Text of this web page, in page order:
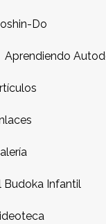
Do
Aprendiendo
Budoka Infantil